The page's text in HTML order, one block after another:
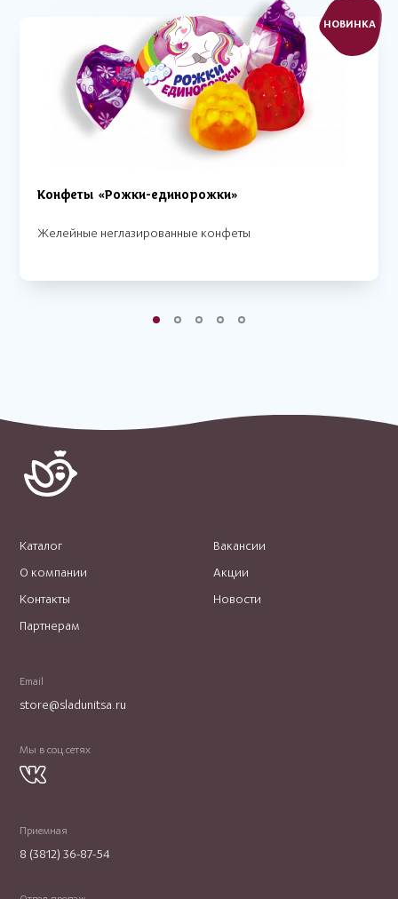
НОВИНКА
Конфеты «Рожки-единорожки»
Желейные неглазированные конфеты
Каталог
О компании
Контакты
Партнерам
Вакансии
Акции
Новости
Email
store@sladunitsa.ru
Мы в соц.сетях
Приемная
8 (3812) 36-87-54